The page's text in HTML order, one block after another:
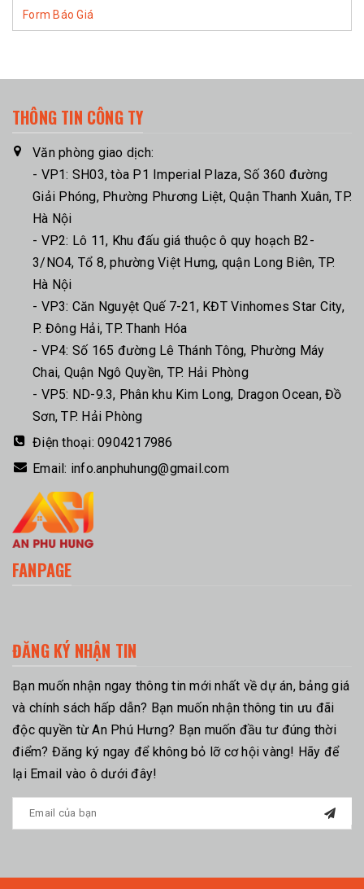
Form Báo Giá
THÔNG TIN CÔNG TY
Văn phòng giao dịch:
- VP1: SH03, tòa P1 Imperial Plaza, Số 360 đường
Giải Phóng, Phường Phương Liệt, Quận Thanh Xuân, TP.
Hà Nội
- VP2: Lô 11, Khu đấu giá thuộc ô quy hoạch B2-
3/NO4, Tổ 8, phường Việt Hưng, quận Long Biên, TP.
Hà Nội
- VP3: Căn Nguyệt Quế 7-21, KĐT Vinhomes Star City,
P. Đông Hải, TP. Thanh Hóa
- VP4: Số 165 đường Lê Thánh Tông, Phường Máy
Chai, Quận Ngô Quyền, TP. Hải Phòng
- VP5: ND-9.3, Phân khu Kim Long, Dragon Ocean, Đồ
Sơn, TP. Hải Phòng
Điện thoại: 0904217986
Email: info.anphuhung@gmail.com
FANPAGE
ĐĂNG KÝ NHẬN TIN
Bạn muốn nhận ngay thông tin mới nhất về dự án, bảng giá
và chính sách hấp dẫn? Bạn muốn nhận thông tin ưu đãi
độc quyền từ An Phú Hưng? Bạn muốn đầu tư đúng thời
điểm? Đăng ký ngay để không bỏ lỡ cơ hội vàng! Hãy để
lại Email vào ô dưới đây!